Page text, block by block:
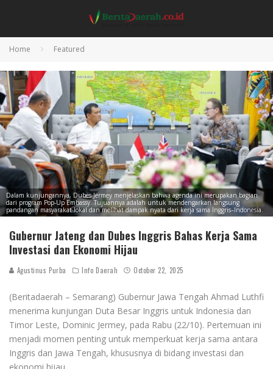
Home Featured
Dalam kunjungannya, Dubes Jermey menjelaskan bahwa agenda ini merupakan bagian
dari program Pop-Up Embassy. Tujuannya adalah untuk mendengarkan langsung
pandangan masyarakat lokal dan melihat dampak nyata dari kerja sama Inggris–Indonesia.
Gubernur Jateng dan Dubes Inggris Bahas Kerja Sama
Investasi dan Ekonomi Hijau
Agustinus Purba Info Daerah October 22, 2025
(Beritadaerah – Semarang) Gubernur Jawa Tengah Ahmad Luthfi
menerima kunjungan Duta Besar Inggris untuk Indonesia dan
Timor Leste, Dominic Jermey, pada Rabu (22/10). Pertemuan ini
menjadi momen penting untuk memperkuat kerja sama antara
Inggris dan Jawa Tengah, khususnya di bidang investasi dan